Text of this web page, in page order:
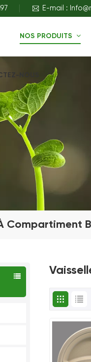
E-mail :
NOS PRODUITS
NOUS
Compartiment